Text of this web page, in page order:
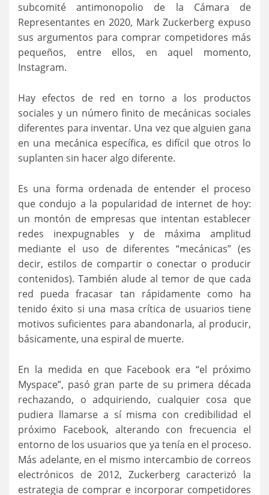
subcomité antimonopolio de la Cámara de
Representantes en 2020, Mark Zuckerberg expuso
sus argumentos para comprar competidores más
pequeños, entre ellos, en aquel momento,
Instagram.
Hay efectos de red en torno a los productos
sociales y un número finito de mecánicas sociales
diferentes para inventar. Una vez que alguien gana
en una mecánica específica, es difícil que otros lo
suplanten sin hacer algo diferente.
Es una forma ordenada de entender el proceso
que condujo a la popularidad de internet de hoy:
un montón de empresas que intentan establecer
redes inexpugnables y de máxima amplitud
mediante el uso de diferentes “mecánicas” (es
decir, estilos de compartir o conectar o producir
contenidos). También alude al temor de que cada
red pueda fracasar tan rápidamente como ha
tenido éxito si una masa crítica de usuarios tiene
motivos suficientes para abandonarla, al producir,
básicamente, una espiral de muerte.
En la medida en que Facebook era “el próximo
Myspace”, pasó gran parte de su primera década
rechazando, o adquiriendo, cualquier cosa que
pudiera llamarse a sí misma con credibilidad el
próximo Facebook, alterando con frecuencia el
entorno de los usuarios que ya tenía en el proceso.
Más adelante, en el mismo intercambio de correos
electrónicos de 2012, Zuckerberg caracterizó la
estrategia de comprar e incorporar competidores